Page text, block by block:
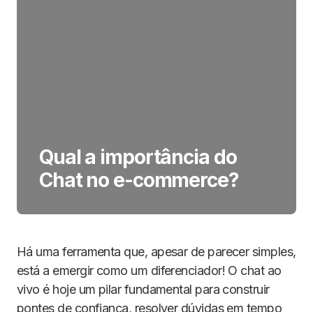
Qual a importância do
Chat no e-commerce?
Há uma ferramenta que, apesar de parecer simples,
está a emergir como um diferenciador! O chat ao
vivo é hoje um pilar fundamental para construir
pontes de confiança, resolver dúvidas em tempo